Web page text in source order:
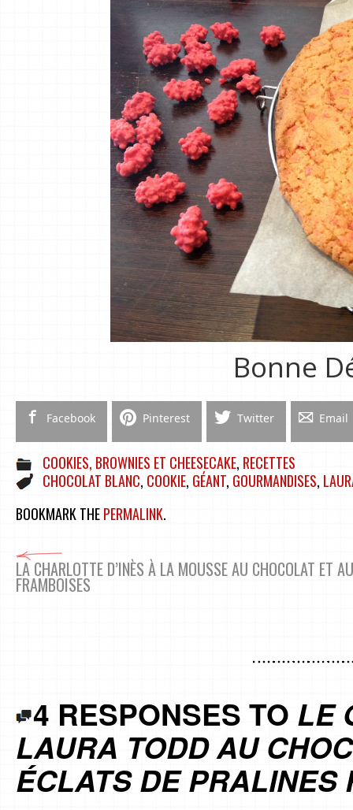
Bonne
Facebook Pinterest Twitter Email
COOKIES, BROWNIES ET CHEESECAKE, RECETTES
CHOCOLAT BLANC, COOKIE, GÉANT, GOURMANDISES,
BOOKMARK THEPERMALINK.
LA CHARLOTTE D’INÈS À LA MOUSSE AU CHOCOLAT ET
FRAMBOISES
4 RESPONSES TO LE
LAURA TODD AU
ÉCLATS DE PRALINES